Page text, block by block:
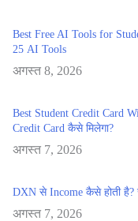
Best Free AI Tools for
25 AI Tools
अगस्त 8, 2026
Best Student Credit Card
Credit Card कैसे मिलेगा?
अगस्त 7, 2026
DXN से Income कैसे होती है?
अगस्त 7, 2026